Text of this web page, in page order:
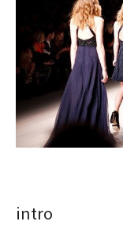
intro